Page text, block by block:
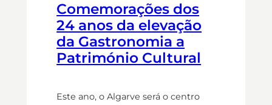
Comemorações dos
24 anos da elevação
da Gastronomia a
Património Cultural
Este ano, o Algarve será o centro